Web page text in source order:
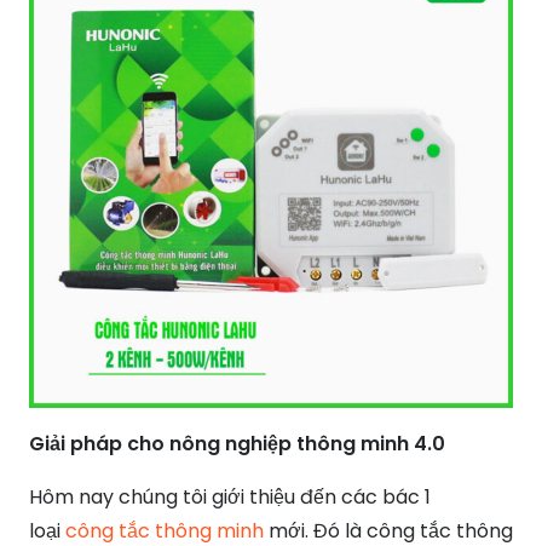
Giải pháp cho nông nghiệp thông minh 4.0
Hôm nay chúng tôi giới thiệu đến các bác 1
loạicông tắc thông minh mới. Đó là công tắc thông